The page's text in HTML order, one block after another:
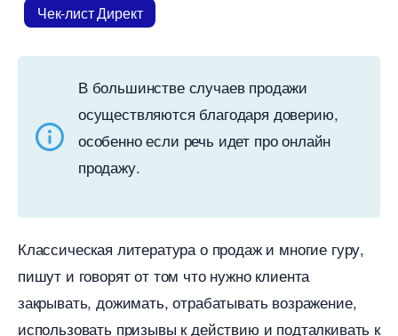
Чек-лист Директ
ольшинстве случаев продажи
осуществляются благодаря доверию,
особенно если речь идет про онлайн
продажу.
Классическая литература о продаж и многие гуру,
пишут и говорят от том что нужно клиента
закрывать, дожимать, отрабатывать возражение,
использовать призывы к действию и подталкивать к